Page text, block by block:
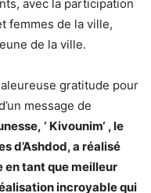
avec la participation
femmes de la ville,
de la ville.
gratitude pour
message de
‘ Kivounim‘ , le
d’Ashdod, a réalisé
tant que meilleur
incroyable qui